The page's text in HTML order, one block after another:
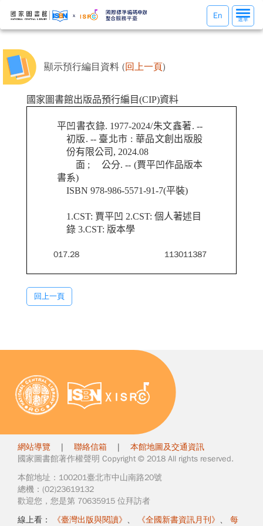
選
單
選單
En
顯示預行編目資料 (回上一頁)
國家圖書館出版品預行編目(CIP)資料
平凹書衣錄. 1977-2024/朱文鑫著. --
初版. -- 臺北市 : 華品文創出版股
份有限公司, 2024.08
面 ; 公分. -- (賈平凹作品版本
書系)
ISBN 978-986-5571-91-7(平裝)
1.CST: 賈平凹 2.CST: 個人著述目
錄 3.CST: 版本學
017.28 113011387
回上一頁
網站導覽 | 聯絡信箱 | 本館地圖及交通資訊
國家圖書館著作權聲明 Copyright © 2018 All rights reserved.
本館地址：100201臺北市中山南路20號
總機：(02)23619132
歡迎您，您是第 70635915 位拜訪者
線上看：
《臺灣出版與閱讀》 、 《全國新書資訊月刊》 、 每